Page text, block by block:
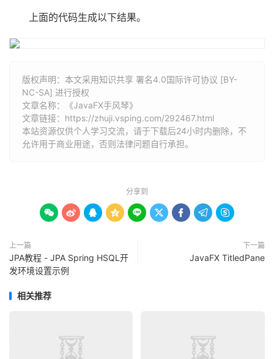
    g
.getChildren().add(accordion
    primaryStage
}
}
上面的代码生成以下结果。
版权声明：本文采用知识共享 署名4.0国际许可协议 [BY-
NC-SA] 进行授权
文章名称：《JavaFX手风琴》
文章链接： https://zhuji.vsping.com/292467.html
本站资源仅供个人学习交流，请于下载后24小时内删除，不
允许用于商业用途，否则法律问题自行承担。
分享到
        
上一篇
JPA教程 - JPA Spring HSQL开
发环境设置示例
下一篇
JavaFX TitledPane
相关推荐